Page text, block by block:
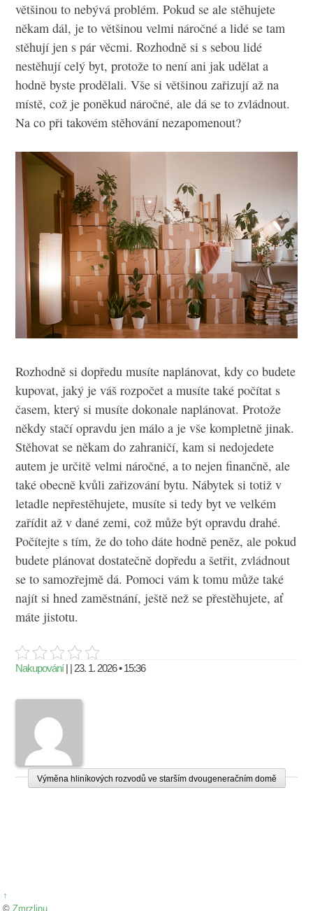
většinou to nebývá problém. Pokud se ale stěhujete
někam dál, je to většinou velmi náročné a lidé se tam
stěhují jen s pár věcmi. Rozhodně si s sebou lidé
nestěhují celý byt, protože to není ani jak udělat a
hodně byste prodělali. Vše si většinou zařizují až na
místě, což je poněkud náročné, ale dá se to zvládnout.
Na co při takovém stěhování nezapomenout?
Rozhodně si dopředu musíte naplánovat, kdy co budete
kupovat, jaký je váš rozpočet a musíte také počítat s
časem, který si musíte dokonale naplánovat. Protože
někdy stačí opravdu jen málo a je vše kompletně jinak.
Stěhovat se někam do zahraničí, kam si nedojedete
autem je určitě velmi náročné, a to nejen finančně, ale
také obecně kvůli zařizování bytu. Nábytek si totiž v
letadle nepřestěhujete, musíte si tedy byt ve velkém
zařídit až v dané zemi, což může být opravdu drahé.
Počítejte s tím, že do toho dáte hodně peněz, ale pokud
budete plánovat dostatečně dopředu a šetřit, zvládnout
se to samozřejmě dá. Pomoci vám k tomu může také
najít si hned zaměstnání, ještě než se přestěhujete, ať
máte jistotu.
Nakupování| | 23. 1. 2026 • 15:36
Výměna hliníkových rozvodů ve starším dvougeneračním domě
↑
© Zmrzlinu